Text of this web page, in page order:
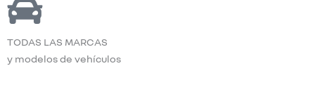
TODAS LAS MARCAS
y modelos de vehículos